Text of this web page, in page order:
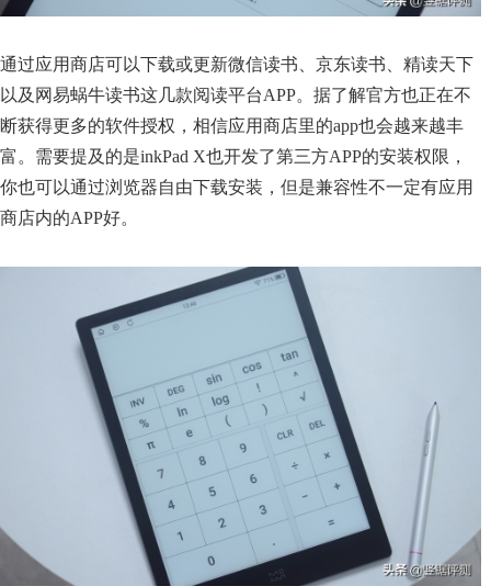
通过应用商店可以下载或更新微信读书、京东读书、精读天下
以及网易蜗牛读书这几款阅读平台APP。据了解官方也正在不
断获得更多的软件授权，相信应用商店里的app也会越来越丰
富。需要提及的是inkPad X也开发了第三方APP的安装权限，
你也可以通过浏览器自由下载安装，但是兼容性不一定有应用
商店内的APP好。